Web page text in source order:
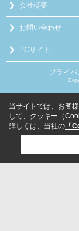
会社概要
お問い合わせ
PCサイト
プライ
当サイトでは、お客
して、クッキー（
詳しくは、当社の 「